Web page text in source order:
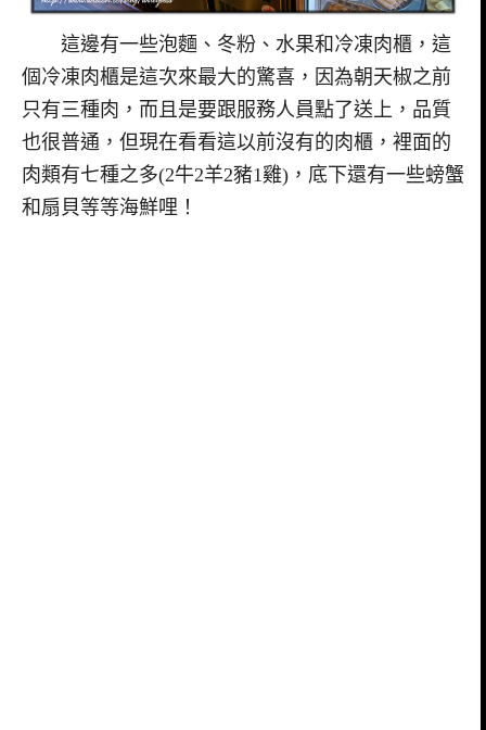
這邊有一些泡麵、冬粉、水果和冷凍肉櫃，這
個冷凍肉櫃是這次來最大的驚喜，因為朝天椒之前
只有三種肉，而且是要跟服務人員點了送上，品質
也很普通，但現在看看這以前沒有的肉櫃，裡面的
肉類有七種之多(2牛2羊2豬1雞)，底下還有一些螃蟹
和扇貝等等海鮮哩！